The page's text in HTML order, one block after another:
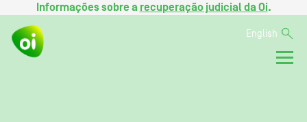
Informações sobre a recuperação judicial da Oi.
English